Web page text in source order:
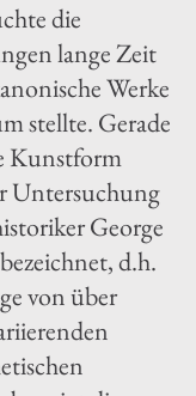
die
lange Zeit
Werke
stellte. Gerade
Kunstform
Untersuchung
George
d.h.
von über